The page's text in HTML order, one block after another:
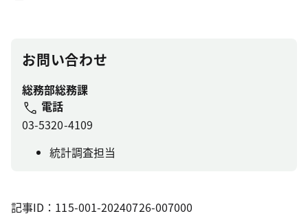
お問い合わせ
総務部総務課
電話
03-5320-4109
統計調査担当
記事ID：115-001-20240726-007000